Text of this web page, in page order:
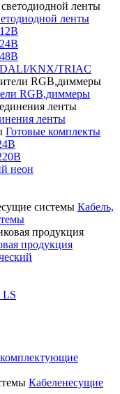
ленты
DALI/KNX/TRIAC
RGB,диммеры
ленты
Готовые комплекты
неон
Кабель,
продукция
Кабеленесущие